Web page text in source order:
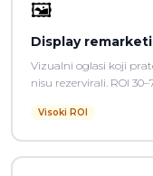
🖼️
Display
Vizualni oglasi koji
nisu rezervirali. ROI
Visoki ROI